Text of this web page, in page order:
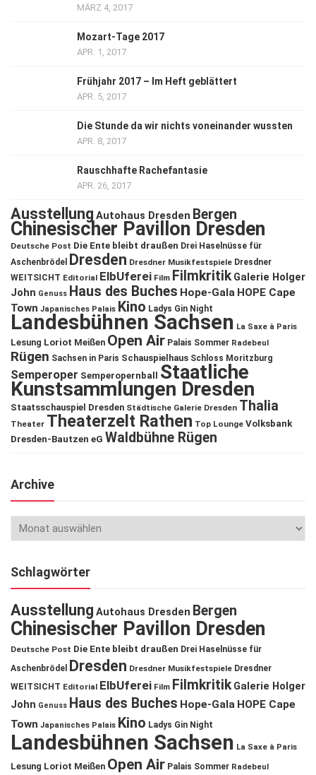
MÄRZ 4, 2017
Mozart-Tage 2017
APR. 1, 2017
Frühjahr 2017 – Im Heft geblättert
APR. 5, 2017
Die Stunde da wir nichts voneinander wussten
APR. 8, 2017
Rauschhafte Rachefantasie
APR. 26, 2017
Ausstellung Autohaus Dresden Bergen
Chinesischer Pavillon Dresden
Deutsche Post Die Ente bleibt draußen Drei Haselnüsse für
Aschenbrödel
Dresden Dresdner Musikfestspiele Dresdner
WEITSICHT Editorial ElbUferei Film Filmkritik Galerie Holger
John Genuss Haus des Buches Hope-Gala HOPE Cape
Town Japanisches Palais Kino Ladys Gin Night
Landesbühnen Sachsen La Saxe à Paris
Lesung Loriot Meißen Open Air Palais Sommer Radebeul
Rügen Sachsen in Paris Schauspielhaus Schloss Moritzburg
Semperoper Semperopernball Staatliche
Kunstsammlungen Dresden
Staatsschauspiel Dresden Städtische Galerie Dresden Thalia
Theater Theaterzelt Rathen Top Lounge Volksbank
Dresden-Bautzen eG Waldbühne Rügen
Archive
Schlagwörter
Ausstellung Autohaus Dresden Bergen
Chinesischer Pavillon Dresden
Deutsche Post Die Ente bleibt draußen Drei Haselnüsse für
Aschenbrödel
Dresden Dresdner Musikfestspiele Dresdner
WEITSICHT Editorial ElbUferei Film Filmkritik Galerie Holger
John Genuss Haus des Buches Hope-Gala HOPE Cape
Town Japanisches Palais Kino Ladys Gin Night
Landesbühnen Sachsen La Saxe à Paris
Lesung Loriot Meißen Open Air Palais Sommer Radebeul